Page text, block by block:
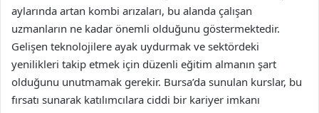
aylarında artan kombi arızaları, bu alanda çalışan
uzmanların ne kadar önemli olduğunu göstermektedir.
Gelişen teknolojilere ayak uydurmak ve sektördeki
yenilikleri takip etmek için düzenli eğitim almanın şart
olduğunu unutmamak gerekir. Bursa’da sunulan kurslar, bu
fırsatı sunarak katılımcılara ciddi bir kariyer imkanı